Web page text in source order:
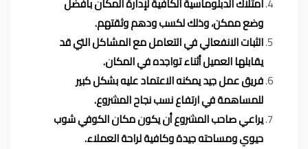
وضع ممكن، وذلك لكسب ودهم وثقتهم.
الثبات الانفعالي في التعامل مع المشاكل التي قد
يقابلها العميل أثناء تواجده في المكان.
فريق عمل جيد يمكنه الاعتماد عليه بشكل كبير
للمساهمة في ارتفاع نسب نجاح المشروع.
يراعي صاحب المشروع أن يكون مكان الكوفي شوب
حيوي ومساحته جيدة وكافية لراحة العملاء.